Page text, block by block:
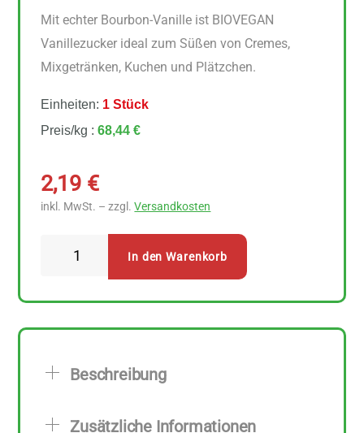
Mit echter Bourbon-Vanille ist BIOVEGAN
Vanillezucker ideal zum Süßen von Cremes,
Mixgetränken, Kuchen und Plätzchen.
Einheiten: 1 Stück
Preis/kg :68,44 €
2,19 €
inkl. MwSt. – zzgl.Versandkosten
In den Warenkorb
Beschreibung
Zusätzliche Informationen